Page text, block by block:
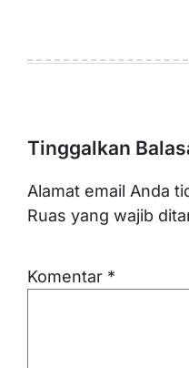
Tinggalkan
Alamat email Anda
Ruas yang wajib
Komentar *